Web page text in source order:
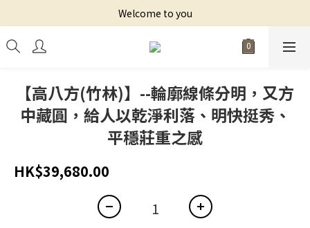
Welcome to you
【高八方(竹林)】--輪廓線條分明，又方
中藏圓，給人以乾淨利落、明快挺秀、
平穩莊重之感
HK$39,680.00